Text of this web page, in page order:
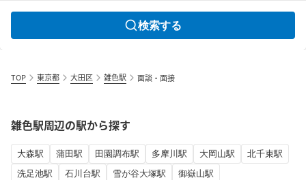
検索する
TOP 東京都 大田区 雑色駅 面談・面接
雑色駅周辺の駅から探す
大森駅 蒲田駅 田園調布駅 多摩川駅 大岡山駅
北千束駅
洗足池駅
石川台駅 雪が谷大塚駅 御嶽山駅